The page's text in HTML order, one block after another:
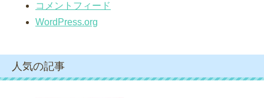
コメントフィード
WordPress.org
人気の記事